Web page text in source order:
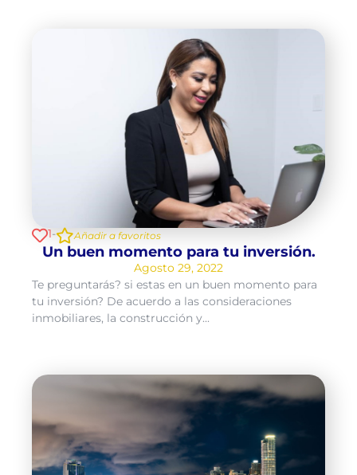
1- Añadir a favoritos
Un buen momento para tu inversión.
Agosto 29, 2022
Te preguntarás? si estas en un buen momento para
tu inversión? De acuerdo a las consideraciones
inmobiliares, la construcción y...